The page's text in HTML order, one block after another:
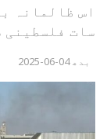
اس ظالمانہ
سات فلسطینی
بدھ 04-06-2025